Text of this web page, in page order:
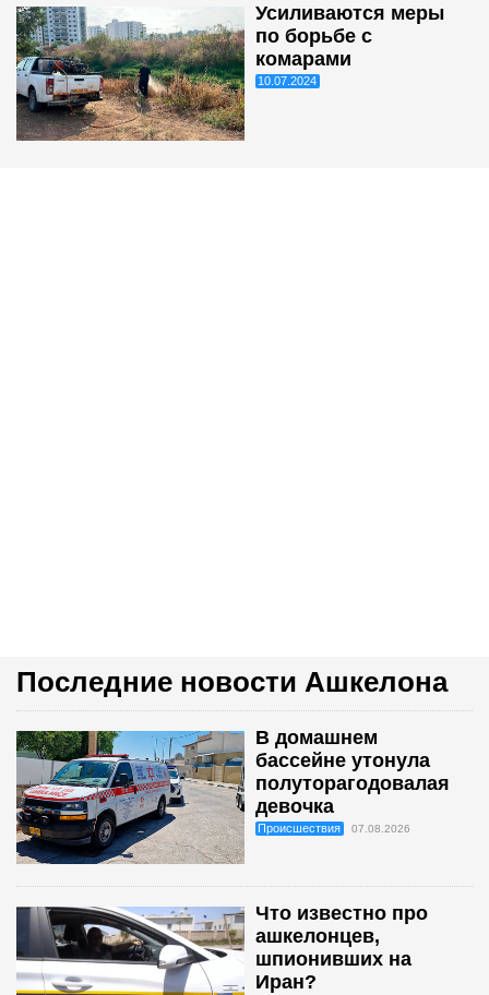
Усиливаются меры
по борьбе с
комарами
10.07.2024
Последние новости Ашкелона
В домашнем
бассейне утонула
полуторагодовалая
девочка
Происшествия 07.08.2026
Что известно про
ашкелонцев,
шпионивших на
Иран?